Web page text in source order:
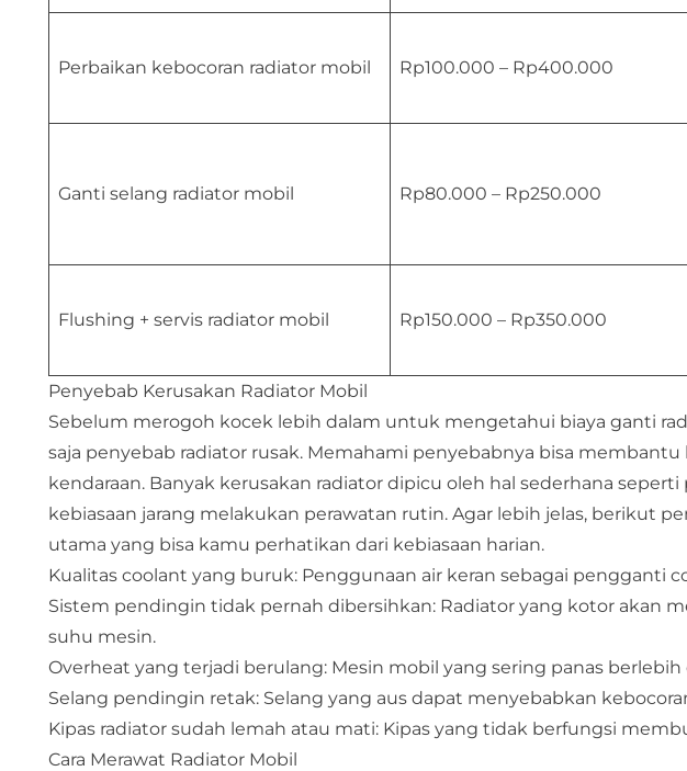
Perbaikan kebocoran radiator mobil Rp100.000 – Rp400.000
Ganti selang radiator mobil Rp80.000 – Rp250.000
Flushing + servis radiator mobil Rp150.000 – Rp350.000
Penyebab Kerusakan Radiator Mobil
Sebelum merogoh kocek lebih dalam untuk mengetahui biaya ganti
saja penyebab radiator rusak. Memahami penyebabnya bisa
kendaraan. Banyak kerusakan radiator dipicu oleh hal sederhana
kebiasaan jarang melakukan perawatan rutin. Agar lebih jelas, berikut
utama yang bisa kamu perhatikan dari kebiasaan harian.
Kualitas coolant yang buruk: Penggunaan air keran sebagai pengganti
Sistem pendingin tidak pernah dibersihkan: Radiator yang kotor akan
suhu mesin.
Overheat yang terjadi berulang: Mesin mobil yang sering panas
Selang pendingin retak: Selang yang aus dapat menyebabkan
Kipas radiator sudah lemah atau mati: Kipas yang tidak berfungsi
Cara Merawat Radiator Mobil